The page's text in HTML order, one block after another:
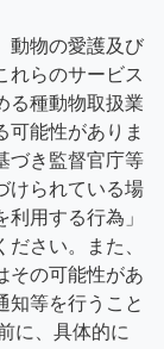
動物の愛護及び
れらのサービス
る種動物取扱業
可能性がありま
づき監督官庁等
けられている場
用する行為」
さい。また、
その可能性があ
知等を行うこと
に、具体的に